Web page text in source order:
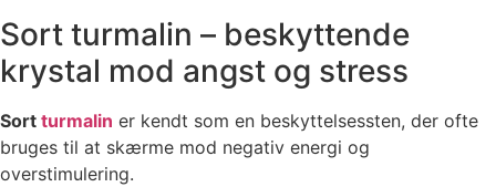
Sort turmalin – beskyttende
krystal mod angst og stress
Sort turmalin er kendt som en beskyttelsessten, der ofte
bruges til at skærme mod negativ energi og
overstimulering.